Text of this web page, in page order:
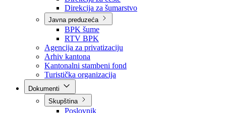
Direkcije
Direkcija za robne rezerve
Direkcija za ceste
Direkcija za šumarstvo
Javna preduzeća
BPK šume
RTV BPK
Agencija za privatizaciju
Arhiv kantona
Kantonalni stambeni fond
Turistička organizacija